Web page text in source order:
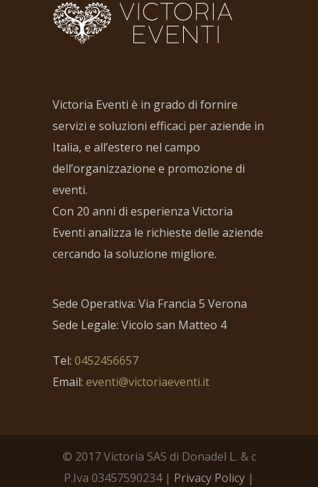
Victoria Eventi è in grado di fornire
servizi e soluzioni efficaci per aziende in
Italia, e all’estero nel campo
dell’organizzazione e promozione di
eventi.
Con 20 anni di esperienza Victoria
Eventi analizza le richieste delle aziende
cercando la soluzione migliore.
Sede Operativa: Via Francia 5 Verona
Sede Legale: Vicolo san Matteo 4
Tel: 0452456657
Email: eventi@victoriaeventi.it
© 2017 Victoria SAS di Donadel L. & c
P.Iva 03457590234 | Privacy Policy |